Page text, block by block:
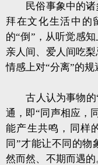
民俗事象中的诸
拜在文化生活中的
的“倒”，从听觉感
亲人间、爱人间吃
情感上对“分离”的规
古人认为事物的“
通，即“同声相应，
能产生共鸣，同样
同”才能让不同的物
然而然、不期而遇